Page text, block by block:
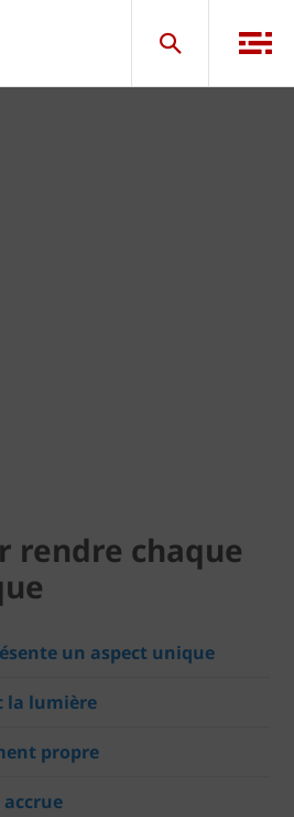
rendre chaque
un aspect unique
la lumière
propre
accrue